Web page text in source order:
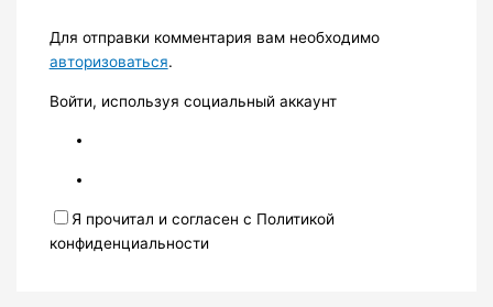
Для отправки комментария вам необходимо
авторизоваться.
Войти, используя социальный аккаунт
Я прочитал и согласен с Политикой
конфиденциальности